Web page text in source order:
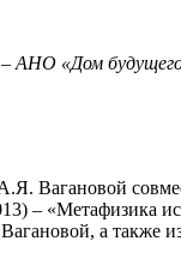
АНО «Дом
А.Я. Вагановой
– «Метафизика
а также